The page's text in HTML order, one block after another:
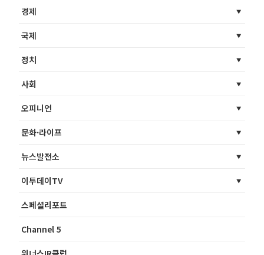
경제
국제
정치
사회
오피니언
문화·라이프
뉴스발전소
이투데이TV
스페셜리포트
Channel 5